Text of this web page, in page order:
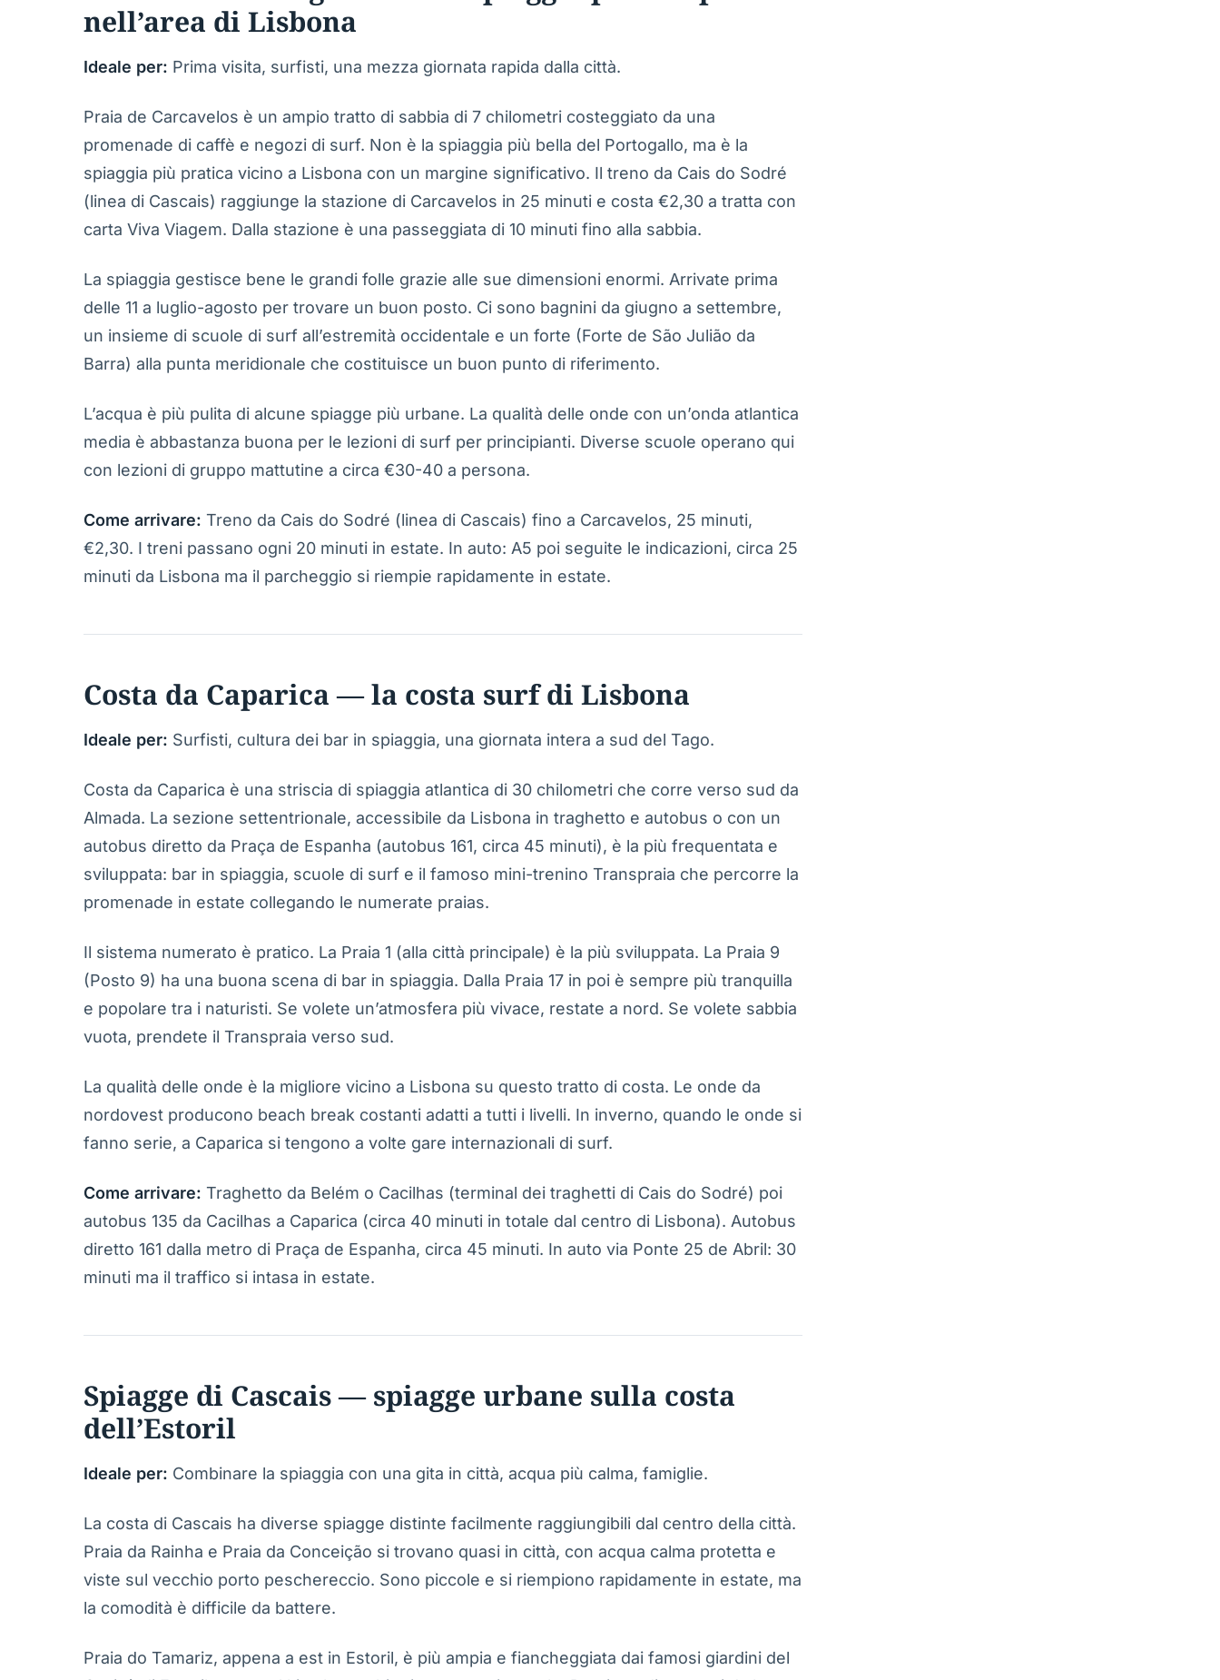
nell’area di Lisbona
Ideale per: Prima visita, surfisti, una mezza giornata rapida dalla città.
Praia de Carcavelos è un ampio tratto di sabbia di 7 chilometri costeggiato da una
promenade di caffè e negozi di surf. Non è la spiaggia più bella del Portogallo, ma è la
spiaggia più pratica vicino a Lisbona con un margine significativo. Il treno da Cais do Sodré
(linea di Cascais) raggiunge la stazione di Carcavelos in 25 minuti e costa €2,30 a tratta con
carta Viva Viagem. Dalla stazione è una passeggiata di 10 minuti fino alla sabbia.
La spiaggia gestisce bene le grandi folle grazie alle sue dimensioni enormi. Arrivate prima
delle 11 a luglio-agosto per trovare un buon posto. Ci sono bagnini da giugno a settembre,
un insieme di scuole di surf all’estremità occidentale e un forte (Forte de São Julião da
Barra) alla punta meridionale che costituisce un buon punto di riferimento.
L’acqua è più pulita di alcune spiagge più urbane. La qualità delle onde con un’onda atlantica
media è abbastanza buona per le lezioni di surf per principianti. Diverse scuole operano qui
con lezioni di gruppo mattutine a circa €30-40 a persona.
Come arrivare: Treno da Cais do Sodré (linea di Cascais) fino a Carcavelos, 25 minuti,
€2,30. I treni passano ogni 20 minuti in estate. In auto: A5 poi seguite le indicazioni, circa 25
minuti da Lisbona ma il parcheggio si riempie rapidamente in estate.
Costa da Caparica — la costa surf di Lisbona
Ideale per: Surfisti, cultura dei bar in spiaggia, una giornata intera a sud del Tago.
Costa da Caparica è una striscia di spiaggia atlantica di 30 chilometri che corre verso sud da
Almada. La sezione settentrionale, accessibile da Lisbona in traghetto e autobus o con un
autobus diretto da Praça de Espanha (autobus 161, circa 45 minuti), è la più frequentata e
sviluppata: bar in spiaggia, scuole di surf e il famoso mini-trenino Transpraia che percorre la
promenade in estate collegando le numerate praias.
Il sistema numerato è pratico. La Praia 1 (alla città principale) è la più sviluppata. La Praia 9
(Posto 9) ha una buona scena di bar in spiaggia. Dalla Praia 17 in poi è sempre più tranquilla
e popolare tra i naturisti. Se volete un’atmosfera più vivace, restate a nord. Se volete sabbia
vuota, prendete il Transpraia verso sud.
La qualità delle onde è la migliore vicino a Lisbona su questo tratto di costa. Le onde da
nordovest producono beach break costanti adatti a tutti i livelli. In inverno, quando le onde si
fanno serie, a Caparica si tengono a volte gare internazionali di surf.
Come arrivare: Traghetto da Belém o Cacilhas (terminal dei traghetti di Cais do Sodré) poi
autobus 135 da Cacilhas a Caparica (circa 40 minuti in totale dal centro di Lisbona). Autobus
diretto 161 dalla metro di Praça de Espanha, circa 45 minuti. In auto via Ponte 25 de Abril: 30
minuti ma il traffico si intasa in estate.
Spiagge di Cascais — spiagge urbane sulla costa
dell’Estoril
Ideale per: Combinare la spiaggia con una gita in città, acqua più calma, famiglie.
La costa di Cascais ha diverse spiagge distinte facilmente raggiungibili dal centro della città.
Praia da Rainha e Praia da Conceição si trovano quasi in città, con acqua calma protetta e
viste sul vecchio porto peschereccio. Sono piccole e si riempiono rapidamente in estate, ma
la comodità è difficile da battere.
Praia do Tamariz, appena a est in Estoril, è più ampia e fiancheggiata dai famosi giardini del